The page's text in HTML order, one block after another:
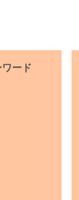
ード